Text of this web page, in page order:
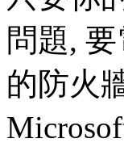
問題,
的防火